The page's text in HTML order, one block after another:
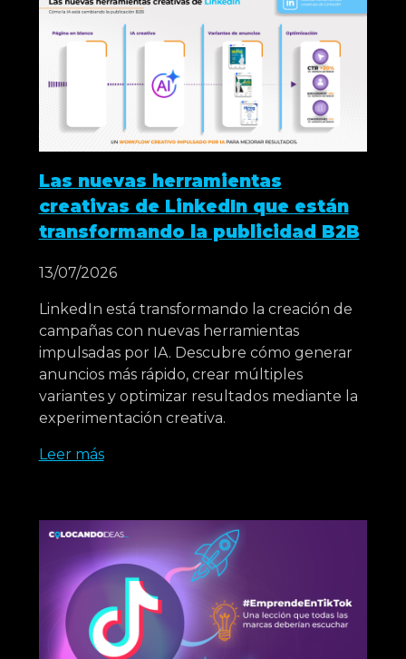
Las nuevas herramientas
creativas de LinkedIn que están
transformando la publicidad B2B
13/07/2026
LinkedIn está transformando la creación de
campañas con nuevas herramientas
impulsadas por IA. Descubre cómo generar
anuncios más rápido, crear múltiples
variantes y optimizar resultados mediante la
experimentación creativa.
Leer más